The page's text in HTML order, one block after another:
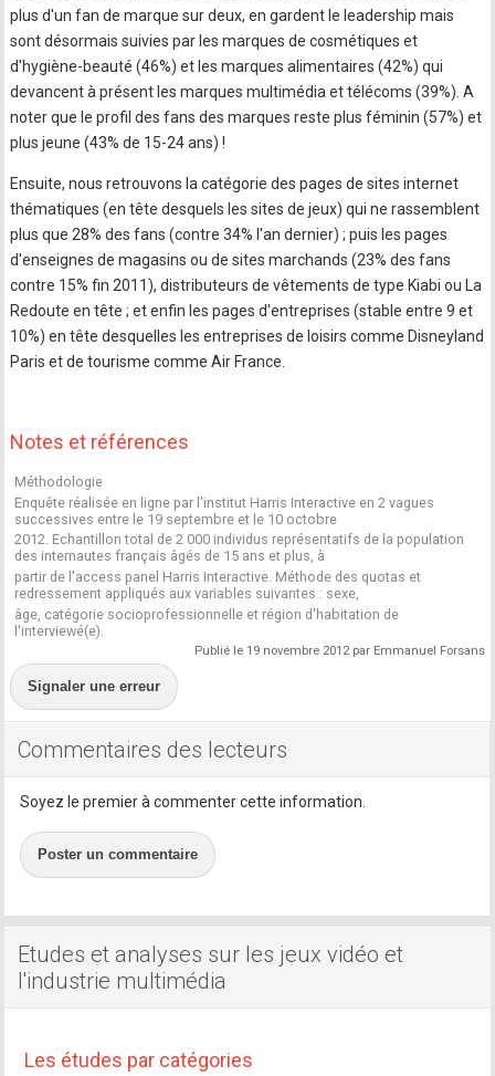
plus d'un fan de marque sur deux, en gardent le leadership mais
sont désormais suivies par les marques de cosmétiques et
d'hygiène-beauté (46%) et les marques alimentaires (42%) qui
devancent à présent les marques multimédia et télécoms (39%). A
noter que le profil des fans des marques reste plus féminin (57%) et
plus jeune (43% de 15-24 ans) !
Ensuite, nous retrouvons la catégorie des pages de sites internet
thématiques (en tête desquels les sites de jeux) qui ne rassemblent
plus que 28% des fans (contre 34% l'an dernier) ; puis les pages
d'enseignes de magasins ou de sites marchands (23% des fans
contre 15% fin 2011), distributeurs de vêtements de type Kiabi ou La
Redoute en tête ; et enfin les pages d'entreprises (stable entre 9 et
10%) en tête desquelles les entreprises de loisirs comme Disneyland
Paris et de tourisme comme Air France.
Notes et références
Méthodologie
Enquête réalisée en ligne par l'institut Harris Interactive en 2 vagues
successives entre le 19 septembre et le 10 octobre
2012. Echantillon total de 2 000 individus représentatifs de la population
des internautes français âgés de 15 ans et plus, à
partir de l'access panel Harris Interactive. Méthode des quotas et
redressement appliqués aux variables suivantes : sexe,
âge, catégorie socioprofessionnelle et région d'habitation de
l'interviewé(e).
Publié le 19 novembre 2012 par Emmanuel Forsans
Signaler une erreur
Commentaires des lecteurs
Soyez le premier à commenter cette information.
Poster un commentaire
Etudes et analyses sur les jeux vidéo et
l'industrie multimédia
Les études par catégories